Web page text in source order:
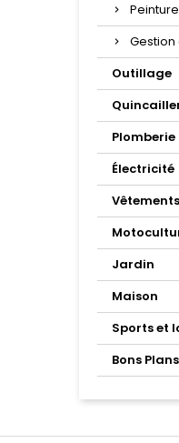
Gestion
Outillage
Plomberie
Électricité
Jardin
Maison
Sports et
Bons Plans